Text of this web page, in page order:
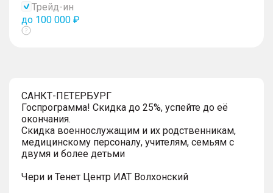
Трейд-ин
до 100 000 ₽
Показать
САНКТ-ПЕТЕРБУРГ
Госпрограмма! Скидка до 25%, успейте до её
окончания.
Скидка военнослужащим и их родственникам,
медицинскому персоналу, учителям, семьям с
двумя и более детьми
Чери и Тенет Центр ИАТ Волхонский